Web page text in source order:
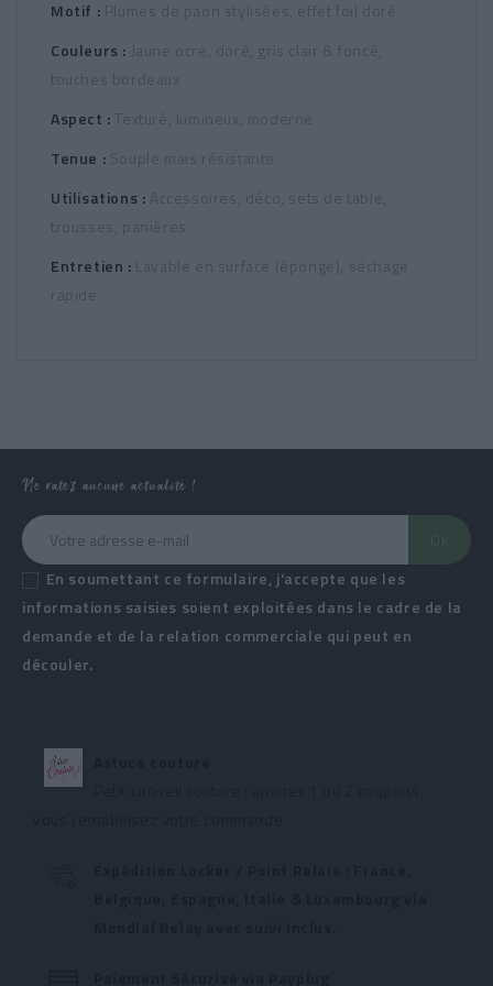
Motif :
Couleurs :
Aspect :
Tenue :
Utilisations :
Entretien :
Ne ratez aucune actualité !
En soumettant ce formulaire, j'accepte que les
informations saisies soient exploitées dans le cadre de la
demande et de la relation commerciale qui peut en
découler.